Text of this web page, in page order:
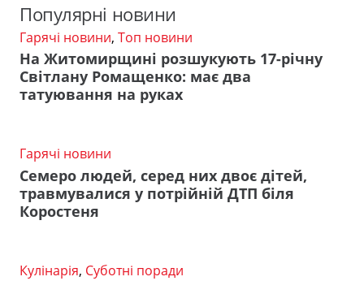
Популярні новини
Гарячі новини, Топ новини
На Житомирщині розшукують 17-річну
Світлану Ромащенко: має два
татуювання на руках
Гарячі новини
Семеро людей, серед них двоє дітей,
травмувалися у потрійній ДТП біля
Коростеня
Кулінарія, Суботні поради